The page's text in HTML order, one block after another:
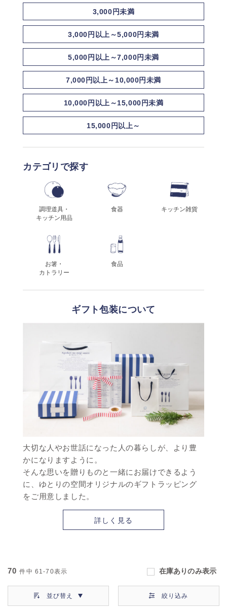
3,000円未満
3,000円以上～5,000円未満
5,000円以上～7,000円未満
7,000円以上～10,000円未満
10,000円以上～15,000円未満
15,000円以上～
カテゴリで探す
調理道具・
キッチン用品
食器 キッチン雑貨
お箸・
カトラリー
食品
ギフト包装について
大切な人やお世話になった人の暮らしが、より豊
かになりますように。
そんな思いを贈りものと一緒にお届けできるよう
に、ゆとりの空間オリジナルのギフトラッピング
をご用意しました。
詳しく見る
70 件中 61-70表示 在庫ありのみ表示
並び替え 絞り込み